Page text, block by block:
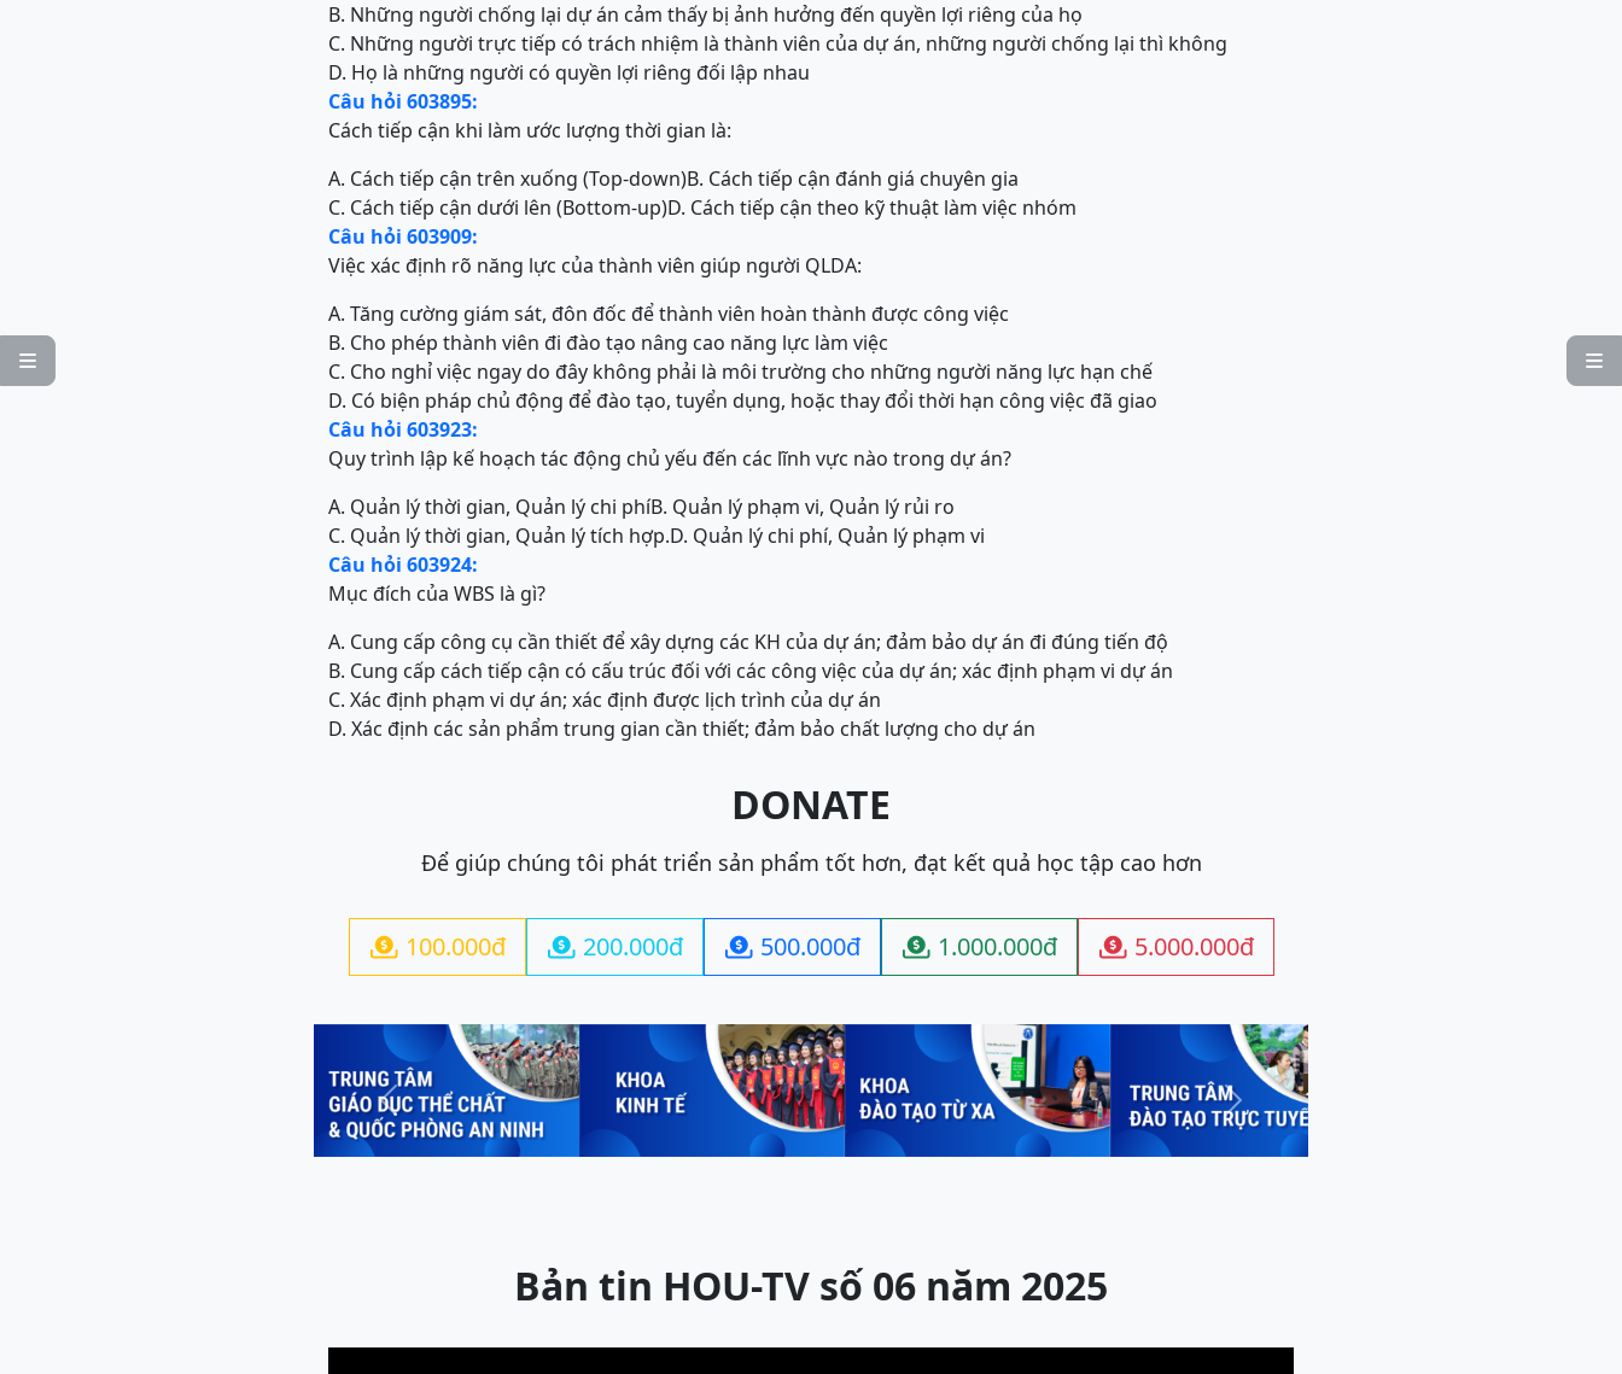


B. Những người chống lại dự án cảm thấy bị ảnh hưởng đến quyền lợi riêng của họ
C. Những người trực tiếp có trách nhiệm là thành viên của dự án, những người chống lại thì không
D. Họ là những người có quyền lợi riêng đối lập nhau
Câu hỏi 603895:
Cách tiếp cận khi làm ước lượng thời gian là:
A. Cách tiếp cận trên xuống (Top-down)B. Cách tiếp cận đánh giá chuyên gia
C. Cách tiếp cận dưới lên (Bottom-up)D. Cách tiếp cận theo kỹ thuật làm việc nhóm
Câu hỏi 603909:
Việc xác định rõ năng lực của thành viên giúp người QLDA:
A. Tăng cường giám sát, đôn đốc để thành viên hoàn thành được công việc
B. Cho phép thành viên đi đào tạo nâng cao năng lực làm việc
C. Cho nghỉ việc ngay do đây không phải là môi trường cho những người năng lực hạn chế
D. Có biện pháp chủ động để đào tạo, tuyển dụng, hoặc thay đổi thời hạn công việc đã giao
Câu hỏi 603923:
Quy trình lập kế hoạch tác động chủ yếu đến các lĩnh vực nào trong dự án?
A. Quản lý thời gian, Quản lý chi phíB. Quản lý phạm vi, Quản lý rủi ro
C. Quản lý thời gian, Quản lý tích hợp.D. Quản lý chi phí, Quản lý phạm vi
Câu hỏi 603924:
Mục đích của WBS là gì?
A. Cung cấp công cụ cần thiết để xây dựng các KH của dự án; đảm bảo dự án đi đúng tiến độ
B. Cung cấp cách tiếp cận có cấu trúc đối với các công việc của dự án; xác định phạm vi dự án
C. Xác định phạm vi dự án; xác định được lịch trình của dự án
D. Xác định các sản phẩm trung gian cần thiết; đảm bảo chất lượng cho dự án
DONATE
Để giúp chúng tôi phát triển sản phẩm tốt hơn, đạt kết quả học tập cao hơn
 100.000đ  200.000đ  500.000đ  1.000.000đ  5.000.000đ
Previous Next
Bản tin HOU-TV số 06 năm 2025